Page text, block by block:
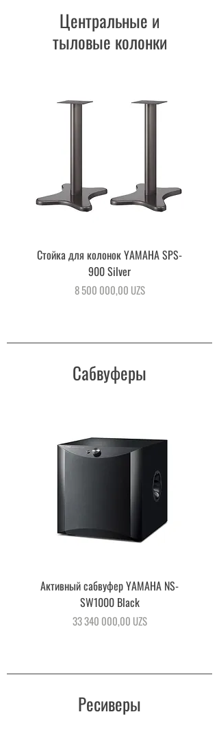
Центральные и
тыловые колонки
Стойка для колонок YAMAHA SPS-
900 Silver
Цена
8 500 000,00 UZS
Сабвуферы
Активный сабвуфер YAMAHA NS-
SW1000 Black
Цена
33 340 000,00 UZS
Ресиверы